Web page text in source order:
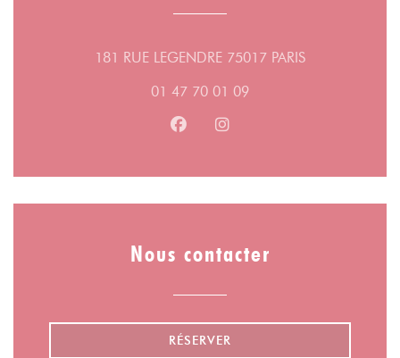
181 RUE LEGENDRE 75017 PARIS((ouvre une
01 47 70 01 09
Facebook ((ouvre une nouvelle
Instagram ((ouvre une
Nous contacter
RÉSERVER